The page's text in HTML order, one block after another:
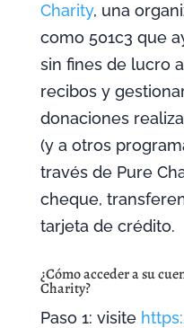
Charity, una
como 501c3 que
sin fines de lucro
recibos y
donaciones
(y a otros
través de Pure
cheque,
tarjeta de crédito.
¿Cómo acceder a su
Charity?
Paso 1: visite